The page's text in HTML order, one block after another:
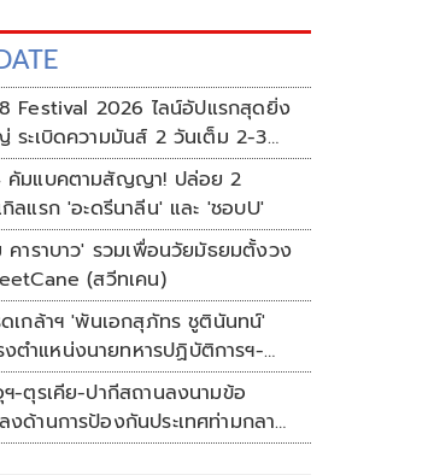
Festival 2026 ไลน์อัปแรกสุดยิ่ง
ระเบิดความมันส์ 2 วันเต็ม 2-3
นี้คัมแบคตามสัญญา! ปล่อย 2
กิลแรก 'อะดรีนาลีน' และ 'ชอบU'
คาราบาว' รวมเพื่อนวัยมัธยมตั้งวง
(สวีทเคน)
ดเกล้าฯ 'พันเอกสุภัทร ชูตินันทน์'
งตำแหน่งนายทหารปฏิบัติการฯ-
ราชทานยศ 'พลตรี'
ฯ-ตุรเคีย-ปากีสถานลงนามข้อ
งด้านการป้องกันประเทศท่ามกลาง
รามในภูมิภาค